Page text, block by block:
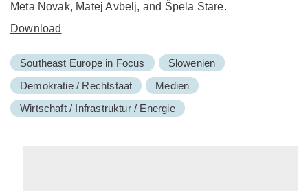
Meta Novak, Matej Avbelj, and Špela Stare.
Download
Southeast Europe in Focus
Slowenien
Demokratie / Rechtstaat
Medien
Wirtschaft / Infrastruktur / Energie